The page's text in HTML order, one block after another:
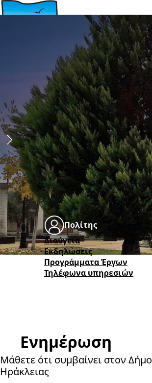
ΗΡΑΚΛΕΙΑΣ
Πολίτης
Διαύγεια
Εκδηλώσεις
Προγράμματα Έργων
Τηλέφωνα υπηρεσιών
Eνημέρωση
Μάθετε ότι συμβαίνει στον Δήμο
Ηράκλειας